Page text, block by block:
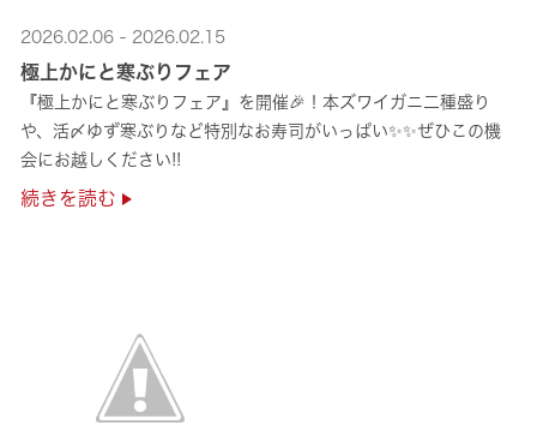
2026.02.06 - 2026.02.15
極上かにと寒ぶりフェア
『極上かにと寒ぶりフェア』を開催🎉！本ズワイガニ二種盛り
や、活〆ゆず寒ぶりなど特別なお寿司がいっぱい✨✨ぜひこの機
会にお越しください!!
続きを読む